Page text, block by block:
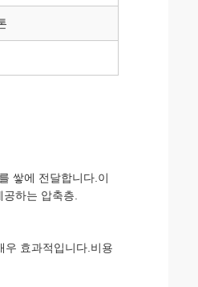
쌓에 전달합니다.이
하는 압축층.
우 효과적입니다.비용